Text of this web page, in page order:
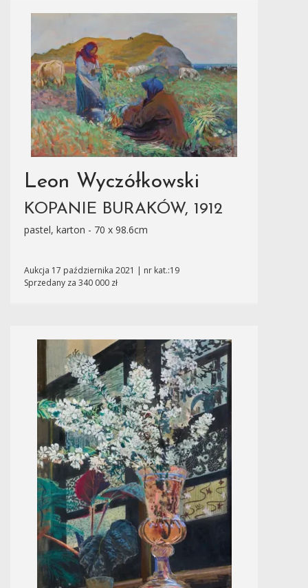
Leon Wyczółkowski
KOPANIE BURAKÓW, 1912
pastel, karton - 70 x 98.6cm
Aukcja 17 października 2021 | nr kat.:19
Sprzedany za 340 000 zł